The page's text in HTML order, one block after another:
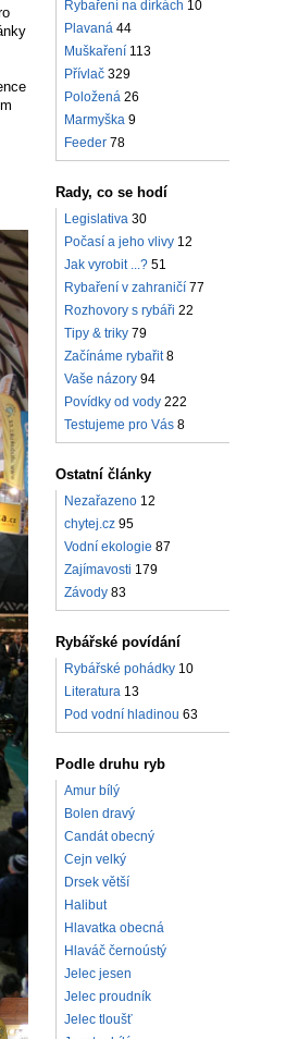
Rybaření na dírkách 10
Plavaná 44
Muškaření 113
Přívlač 329
Položená 26
Marmyška 9
Feeder 78
Rady, co se hodí
Legislativa 30
Počasí a jeho vlivy 12
Jak vyrobit ...? 51
Rybaření v zahraničí 77
Rozhovory s rybáři 22
Tipy & triky 79
Začínáme rybařit 8
Vaše názory 94
Povídky od vody 222
Testujeme pro Vás 8
Ostatní články
Nezařazeno 12
chytej.cz 95
Vodní ekologie 87
Zajímavosti 179
Závody 83
Rybářské povídání
Rybářské pohádky 10
Literatura 13
Pod vodní hladinou 63
Podle druhu ryb
Amur bílý
Bolen dravý
Candát obecný
Cejn velký
Drsek větší
Halibut
Hlavatka obecná
Hlaváč černoústý
Jelec jesen
Jelec proudník
Jelec tloušť